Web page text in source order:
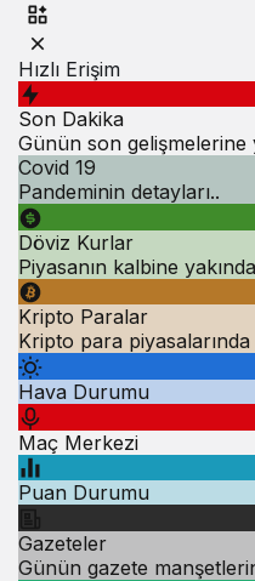
Hızlı Erişim
Son Dakika
Günün son gelişmelerine
Covid 19
Pandeminin detayları..
Döviz Kurlar
Piyasanın kalbine
Kripto Paralar
Kripto para
Hava Durumu
Maç Merkezi
Puan Durumu
Gazeteler
Günün gazete